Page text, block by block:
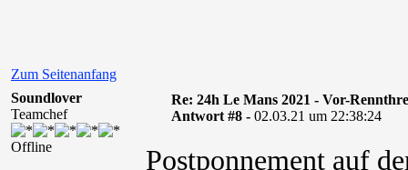
Zum Seitenanfang
Soundlover
Teamchef
Offline
Re: 24h Le Mans 2021 - Vor-
Antwort #8 - 02.03.21 um 22:38:24
Postponnement auf